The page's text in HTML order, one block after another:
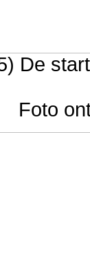
De
Foto